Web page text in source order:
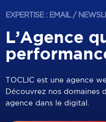
EXPERTISE : EMAIL /
L’Agence
TOCLIC est une agence
Découvrez nos domaines
agence dans le digital.